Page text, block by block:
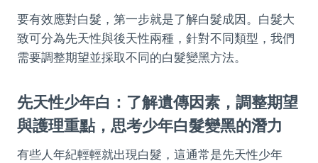
要有效應對白髮，第一步就是了解白髮成因。白髮大
致可分為先天性與後天性兩種，針對不同類型，我們
需要調整期望並採取不同的白髮變黑方法。
先天性少年白：了解遺傳因素，調整期望
與護理重點，思考少年白髮變黑的潛力
有些人年紀輕輕就出現白髮，這通常是先天性少年